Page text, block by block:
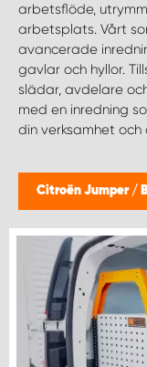
arbetsflöde,
arbetsplats. Vårt
avancerade
gavlar och hyllor.
slädar, avdelare
med en inredning
din verksamhet och
Citroën Jumper /
WORK SYSTEM
WORK SYSTEM SKELLEFTEÅ
WORK SYSTEM SKÖVDE
WORK SYSTEM
WORK SYSTEM
WORK SYSTEM